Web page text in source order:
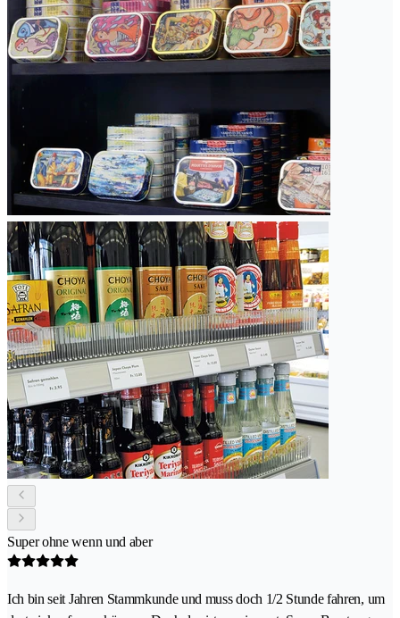
Super ohne wenn und aber
Ich bin seit Jahren Stammkunde und muss doch 1/2 Stunde fahren, um